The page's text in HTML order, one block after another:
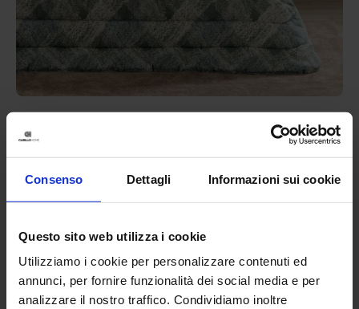
Consenso Dettagli Informazioni sui cookie
Questo sito web utilizza i cookie
Utilizziamo i cookie per personalizzare contenuti ed
annunci, per fornire funzionalità dei social media e per
analizzare il nostro traffico. Condividiamo inoltre
Trapunta In Cotone Nori
149,90€ Da 75,00€
Colori disponibili